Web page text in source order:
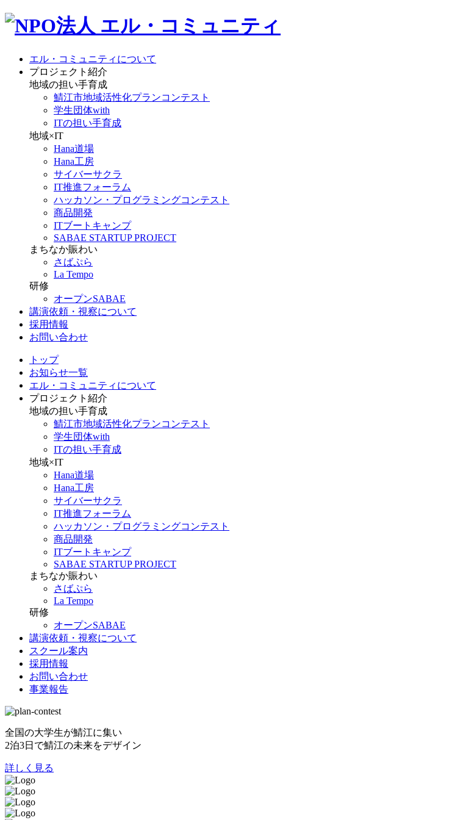
エル・コミュニティについて
プロジェクト紹介
地域の担い手育成
鯖江市地域活性化プランコンテスト
学生団体with
ITの担い手育成
地域×IT
Hana道場
Hana工房
サイバーサクラ
IT推進フォーラム
ハッカソン・プログラミングコンテスト
商品開発
ITブートキャンプ
SABAE STARTUP PROJECT
まちなか賑わい
さばぷら
La Tempo
研修
オープンSABAE
講演依頼・視察について
採用情報
お問い合わせ
トップ
お知らせ一覧
エル・コミュニティについて
プロジェクト紹介
地域の担い手育成
鯖江市地域活性化プランコンテスト
学生団体with
ITの担い手育成
地域×IT
Hana道場
Hana工房
サイバーサクラ
IT推進フォーラム
ハッカソン・プログラミングコンテスト
商品開発
ITブートキャンプ
SABAE STARTUP PROJECT
まちなか賑わい
さばぷら
La Tempo
研修
オープンSABAE
講演依頼・視察について
スクール案内
採用情報
お問い合わせ
事業報告
全国の大学生が鯖江に集い
2泊3日で鯖江の未来をデザイン
詳しく見る